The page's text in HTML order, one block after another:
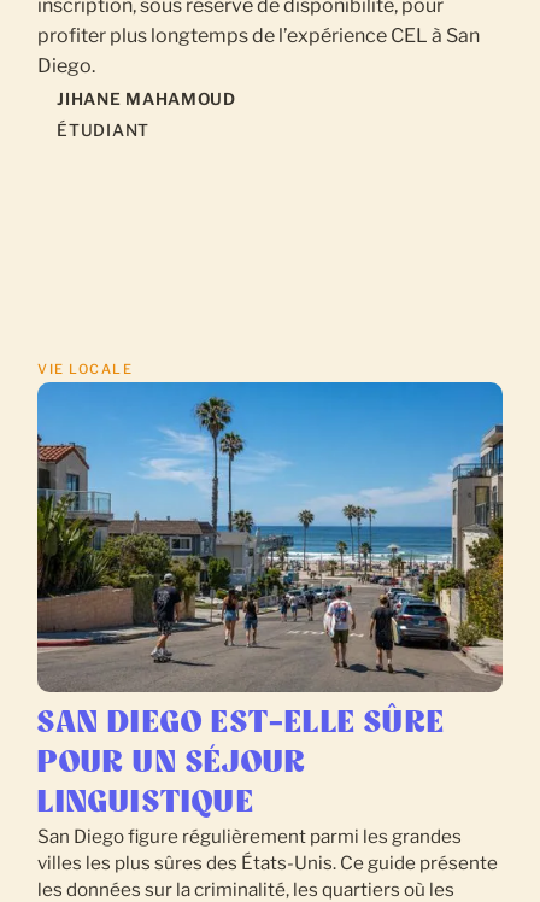
inscription, sous réserve de disponibilité, pour
profiter plus longtemps de l’expérience CEL à San
Diego.
JIHANE MAHAMOUD
ÉTUDIANT
VIE LOCALE
SAN DIEGO EST-ELLE SÛRE
POUR UN SÉJOUR
LINGUISTIQUE
San Diego figure régulièrement parmi les grandes
villes les plus sûres des États-Unis. Ce guide présente
les données sur la criminalité, les quartiers où les